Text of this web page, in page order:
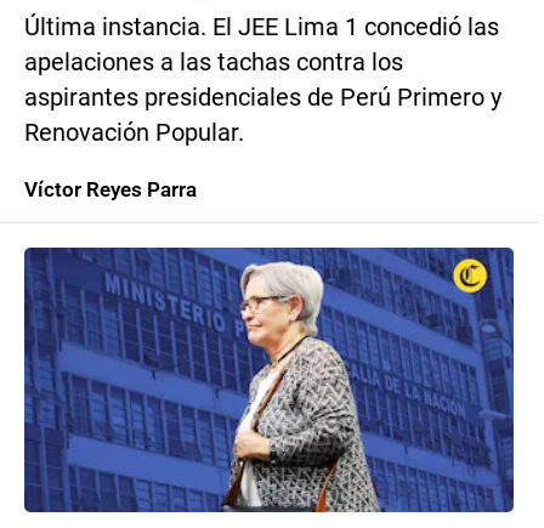
Última instancia. El JEE Lima 1 concedió las
apelaciones a las tachas contra los
aspirantes presidenciales de Perú Primero y
Renovación Popular.
Víctor Reyes Parra